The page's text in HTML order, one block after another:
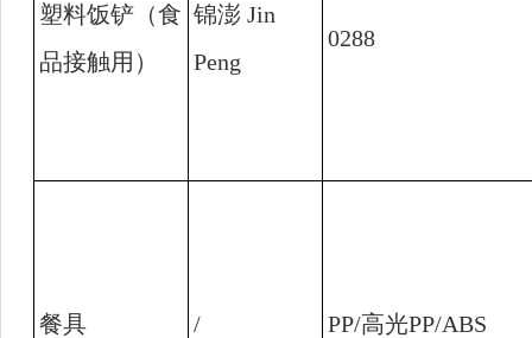
塑料饭铲（食
品接触用）
锦澎Jin
Peng
0288
餐具 / PP/高光PP/ABS